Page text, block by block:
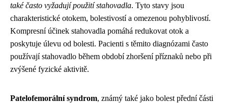
také často vyžadují použití stahovadla. Tyto stavy jsou
charakteristické otokem, bolestivostí a omezenou pohyblivostí.
Kompresní účinek stahovadla pomáhá redukovat otok a
poskytuje úlevu od bolesti. Pacienti s těmito diagnózami často
používají stahovadlo během období zhoršení příznaků nebo při
zvýšené fyzické aktivitě.
Patelofemorální syndrom, známý také jako bolest přední části